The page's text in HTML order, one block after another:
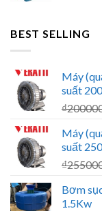
BEST SELLING
Máy
suất
₫
Máy
suất
₫
Bơm
1.5Kw